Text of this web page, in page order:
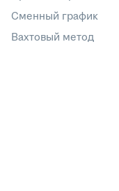
Сменный график
Вахтовый метод